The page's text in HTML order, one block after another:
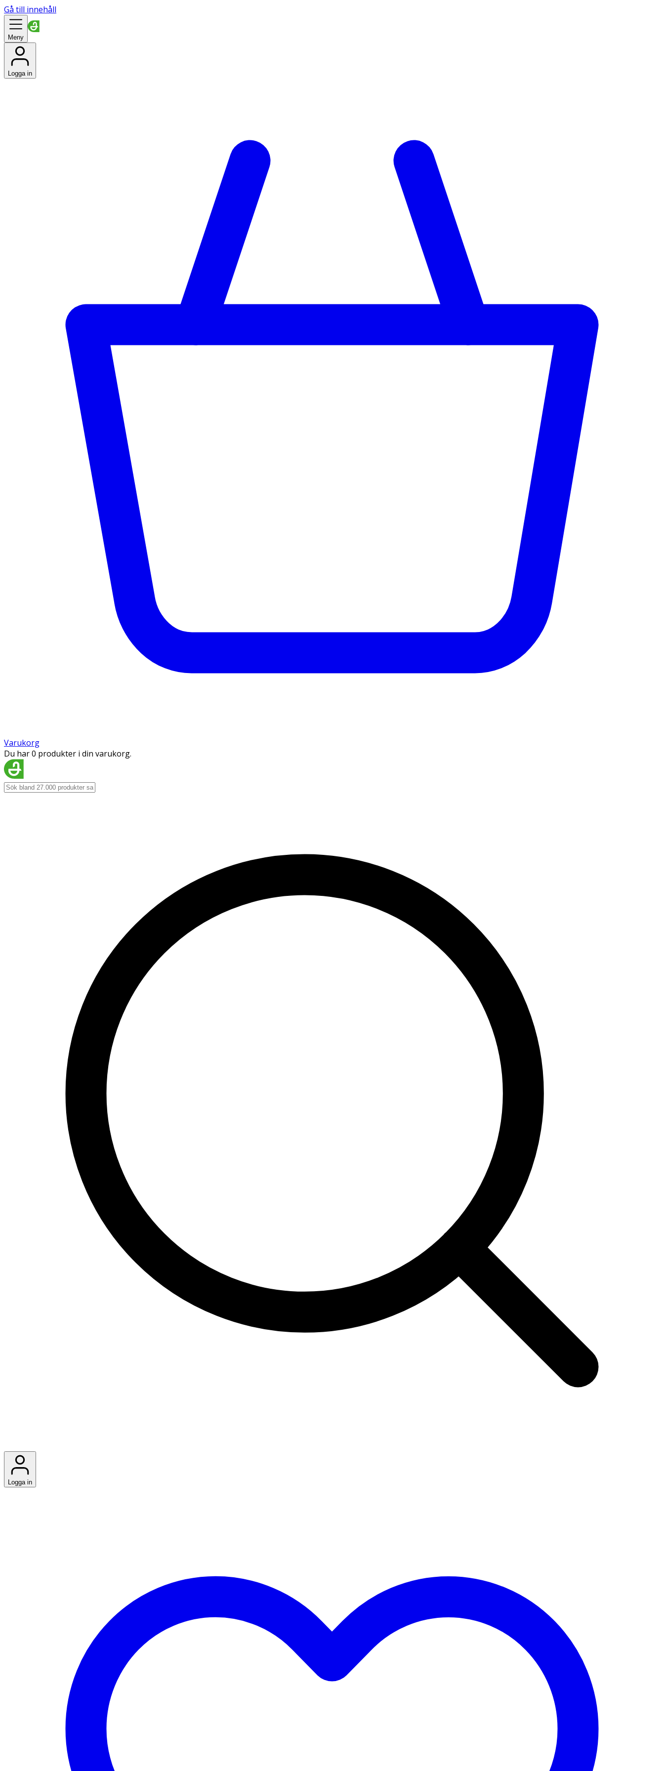
Gå till innehåll
Meny
Logga in
Varukorg
Du har 0 produkter i din varukorg.
Logga in